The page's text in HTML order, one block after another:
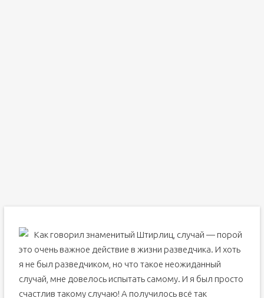
Как говорил знаменитый Штирлиц, случай — порой
это очень важное действие в жизни разведчика. И хоть
я не был разведчиком, но что такое неожиданный
случай, мне довелось испытать самому. И я был просто
счастлив такому случаю! А получилось всё так